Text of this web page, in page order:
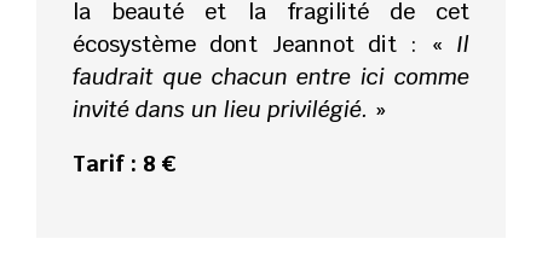
la beauté et la fragilité de cet
écosystème dont Jeannot dit : « Il
faudrait que chacun entre ici comme
invité dans un lieu privilégié. »
Tarif : 8 €